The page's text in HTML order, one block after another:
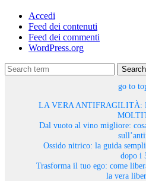
Accedi
Feed dei contenuti
Feed dei commenti
WordPress.org
Search
go to
LA VERA ANTIFRAGILITÀ:
Dal vuoto al vino migliore:
Ossido nitrico: la guida
dopo i
Trasforma il tuo ego: come
la vera